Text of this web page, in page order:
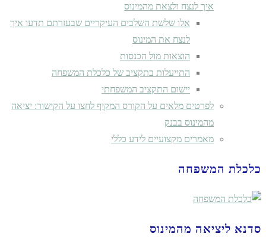
איך לנצח ולצאת מהמינוס
אלו שלשת השלבים העיקריים שבעזרתם תדעו איך
לנצח את המינוס
הוצאות מול הכנסות
התייעלות בתקציב של כלכלת המשפחה
יישום התקציב המשפחתי
לפרטים מלאים על הקורס המקיף לחצו על הקישור: יציאה
מהמינוס בבנק
מאמרים מקצועיים לידע כללי
כלכלת המשפחה
סדנא ליציאה מהמינוס